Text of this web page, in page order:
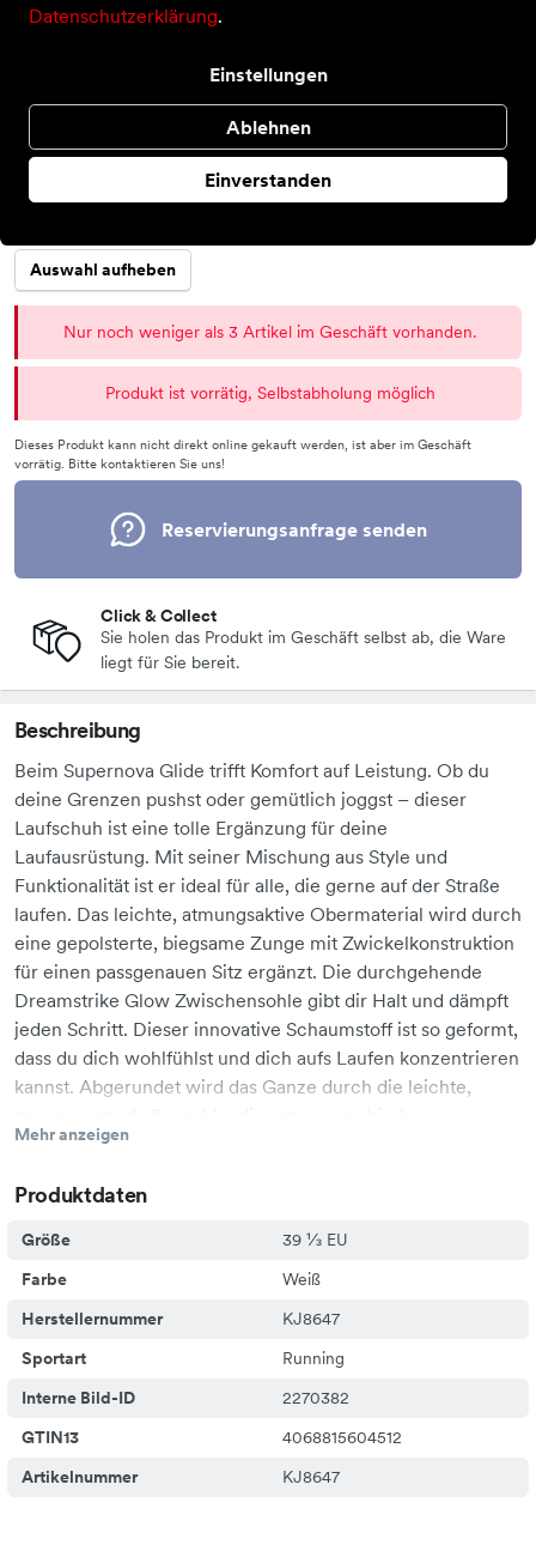
Datenschutzerklärung.
Einstellungen
Ablehnen
Einverstanden
Preis
130,00 € inkl. MwSt.
Größe
39 ⅓ EU
Auswahl aufheben
Nur noch weniger als 3 Artikel im Geschäft vorhanden.
Produkt ist vorrätig, Selbstabholung möglich
Dieses Produkt kann nicht direkt online gekauft werden, ist aber im Geschäft
vorrätig. Bitte kontaktieren Sie uns!
Reservierungsanfrage senden
Click & Collect
Sie holen das Produkt im Geschäft selbst ab, die Ware
liegt für Sie bereit.
Beschreibung
Beim Supernova Glide trifft Komfort auf Leistung. Ob du
deine Grenzen pushst oder gemütlich joggst – dieser
Laufschuh ist eine tolle Ergänzung für deine
Laufausrüstung. Mit seiner Mischung aus Style und
Funktionalität ist er ideal für alle, die gerne auf der Straße
laufen. Das leichte, atmungsaktive Obermaterial wird durch
eine gepolsterte, biegsame Zunge mit Zwickelkonstruktion
für einen passgenauen Sitz ergänzt. Die durchgehende
Dreamstrike Glow Zwischensohle gibt dir Halt und dämpft
jeden Schritt. Dieser innovative Schaumstoff ist so geformt,
dass du dich wohlfühlst und dich aufs Laufen konzentrieren
kannst. Abgerundet wird das Ganze durch die leichte,
Bedingungen für verlässlichen Grip sorgt. Der Schuh
und Leistung. Er wurde so konzipiert, dass du dich bequem
und stylish auf deine Laufziele konzentrieren kannst. •
Textil • Einlegesohle aus Textil • Dreamstrike Glow
Zwischensohle • Reflektierende Details • Gewicht: 240 g •
mm/Vorfußhöhe: 27 mm) • Zwischensohlen-Sprengung: 7
mm (Rückfußhöhe: 35 mm/Vorfußhöhe: 27 mm) •
Zwischensohlen-Sprengung: 7 mm (Rückfußhöhe: 35
Mehr anzeigen
Produktdaten
Größe
39 ⅓ EU
Farbe
Weiß
Herstellernummer
KJ8647
Sportart
Running
Interne Bild-ID
2270382
GTIN13
4068815604512
Artikelnummer
KJ8647